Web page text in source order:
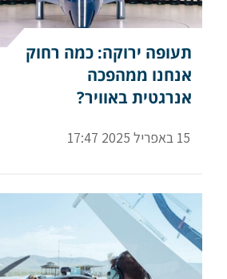
תעופה ירוקה: כמה רחוק
אנחנו ממהפכה
אנרגטית באוויר?
15 באפריל 2025 17:47